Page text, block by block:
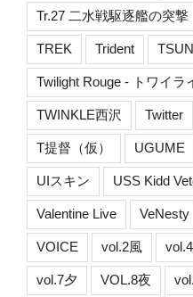
Tr.27 二水戦駆逐艦の突撃
TREK Trident
Twilight Rouge - トワイラ
TWINKLE西沢 Twitter
T提督（仮） UGUME
UIスキン USS Kidd
Valentine Live VeNesty
VOICE vol.2風
vol.7夕 VOL.8夜